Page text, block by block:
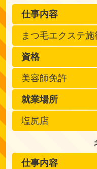
仕事内容
まつ毛エクステ
資格
美容師免許
就業場所
塩尻店
仕事内容